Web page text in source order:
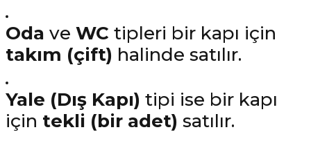
Oda ve WC tipleri bir kapı için
takım (çift) halinde satılır.
Yale (Dış Kapı) tipi ise bir kapı
için tekli (bir adet) satılır.